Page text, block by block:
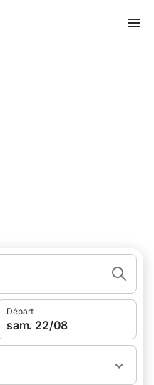
Départ
sam. 22/08